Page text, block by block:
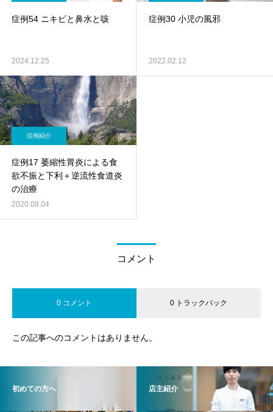
症例54 ニキビと鼻水と咳
2024.12.25
症例30 小児の風邪
2022.02.12
症例紹介
症例17 萎縮性胃炎による食
欲不振と下利＋逆流性食道炎
の治療
2020.08.04
コメント
0 コメント 0 トラックバック
この記事へのコメントはありません。
初めての方へ 店主紹介